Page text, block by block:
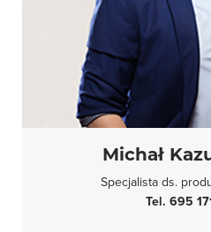
Michał
Specjalista ds.
Tel. 695